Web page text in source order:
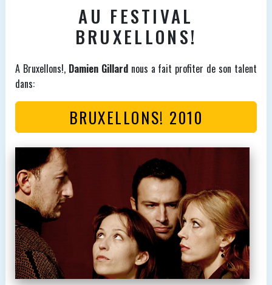
AU FESTIVAL
BRUXELLONS!
A Bruxellons!, Damien Gillardnous a fait profiter de son talent
dans:
BRUXELLONS! 2010